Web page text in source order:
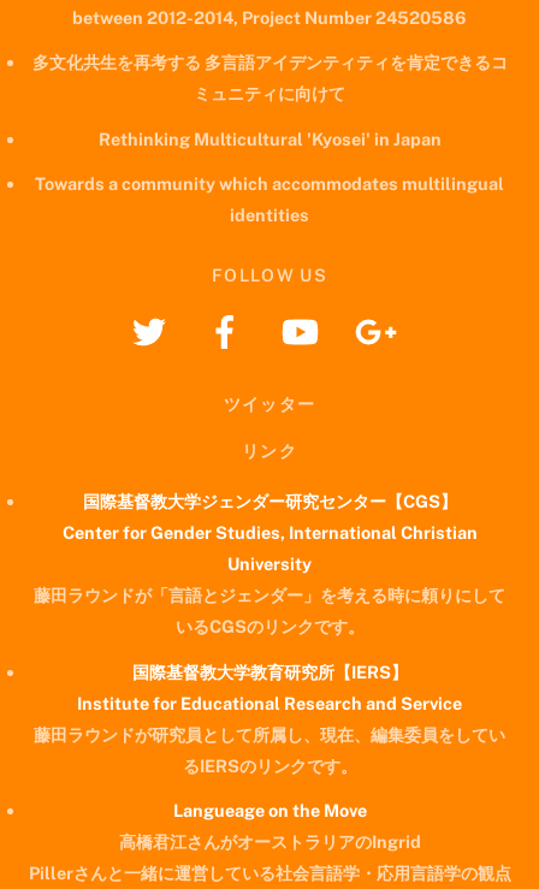
between 2012-2014, Project Number 24520586
多文化共生を再考する 多言語アイデンティティを肯定できるコ
ミュニティに向けて
Rethinking Multicultural 'Kyosei' in Japan
Towards a community which accommodates multilingual
identities
FOLLOW US
ツイッター
リンク
国際基督教大学ジェンダー研究センター【CGS】
Center for Gender Studies, International Christian
University
藤田ラウンドが「言語とジェンダー」を考える時に頼りにして
いるCGSのリンクです。
国際基督教大学教育研究所【IERS】
Institute for Educational Research and Service
藤田ラウンドが研究員として所属し、現在、編集委員をしてい
るIERSのリンクです。
Langueage on the Move
高橋君江さんがオーストラリアのIngrid
Pillerさんと一緒に運営している社会言語学・応用言語学の観点